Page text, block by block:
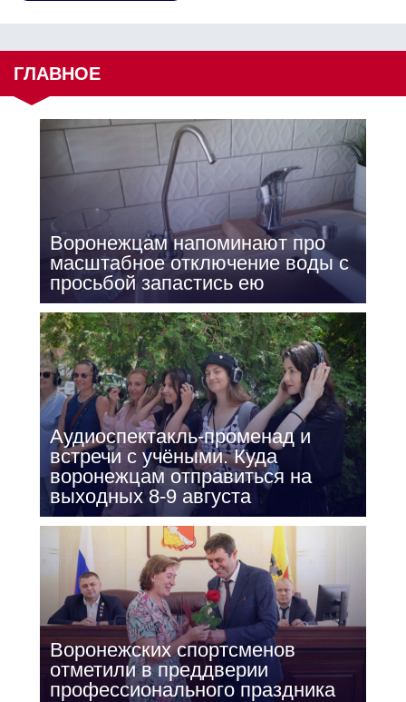
ГЛАВНОЕ
Воронежцам напоминают про
масштабное отключение воды с
просьбой запастись ею
Аудиоспектакль-променад и
встречи с учёными. Куда
воронежцам отправиться на
выходных 8-9 августа
Воронежских спортсменов
отметили в преддверии
профессионального праздника